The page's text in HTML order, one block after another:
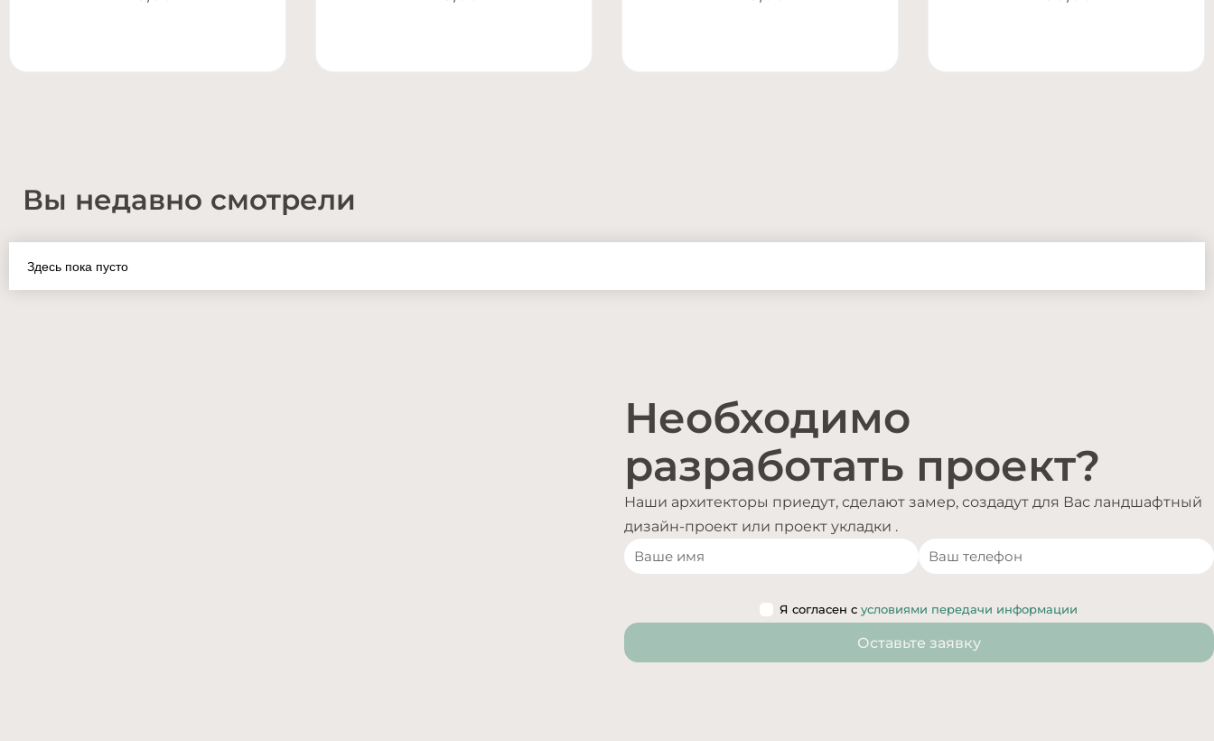
Вы недавно смотрели
Здесь пока пусто
Необходимо
разработать проект?
Наши архитекторы приедут, сделают замер, создадут для Вас ландшафтный
дизайн-проект или проект укладки .
Я согласен сусловиями передачи информации
Оставьте заявку